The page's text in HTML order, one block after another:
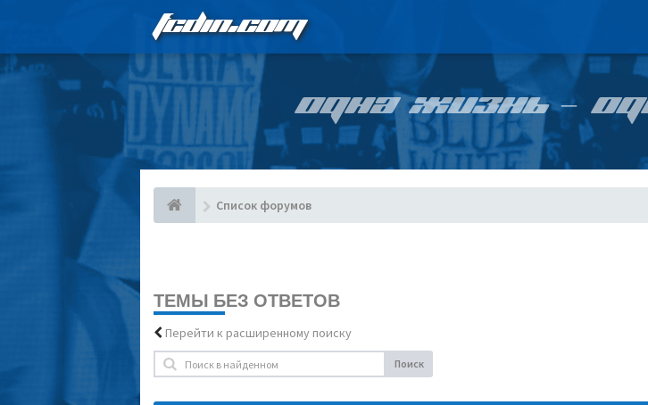
FCDIN.COM
ОДНА ЖИЗНЬ –
Список форумов
ТЕМЫ БЕЗ ОТВЕТОВ
Перейти к расширенному поиску
Поиск